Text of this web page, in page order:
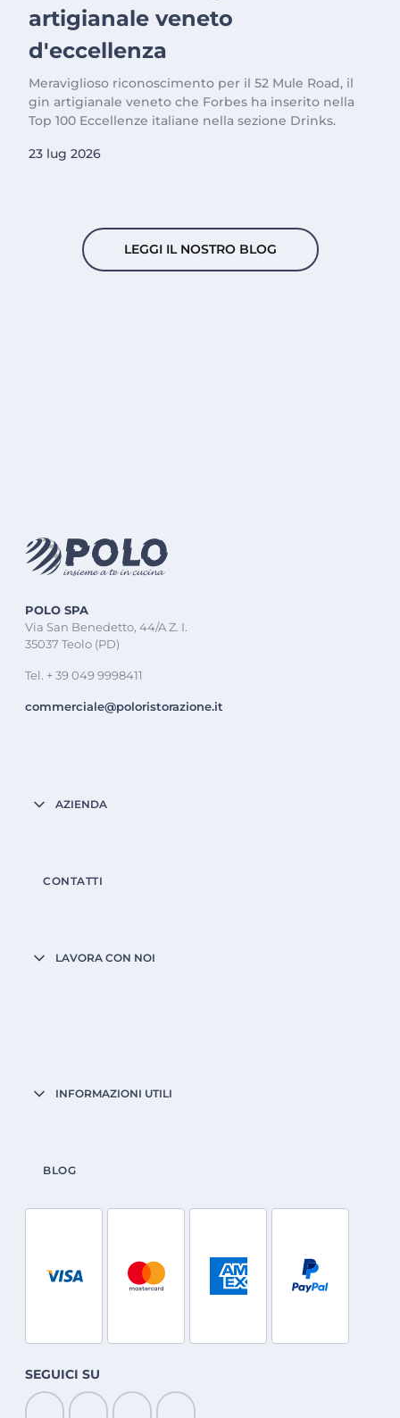
artigianale veneto
d'eccellenza
Meraviglioso riconoscimento per il 52 Mule Road, il
gin artigianale veneto che Forbes ha inserito nella
Top 100 Eccellenze italiane nella sezione Drinks.
23 lug 2026
LEGGI IL NOSTRO BLOG
POLO SPA
Via San Benedetto, 44/A Z. I.
35037 Teolo (PD)
Tel. + 39 049 9998411
commerciale@poloristorazione.it
AZIENDA
CONTATTI
LAVORA CON NOI
INFORMAZIONI UTILI
BLOG
SEGUICI SU